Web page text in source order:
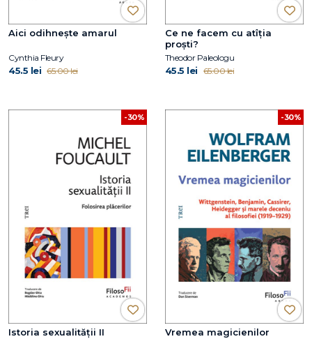
Aici odihnește amarul
Cynthia Fleury
45.5 lei 65.00 lei
Ce ne facem cu atîția
proști?
Theodor Paleologu
45.5 lei 65.00 lei
-30%
Istoria sexualității II
-30%
Vremea magicienilor